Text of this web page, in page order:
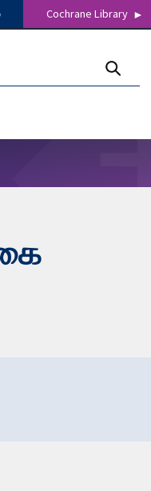
Cochrane Library